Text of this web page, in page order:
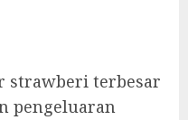
strawberi terbesar
pengeluaran